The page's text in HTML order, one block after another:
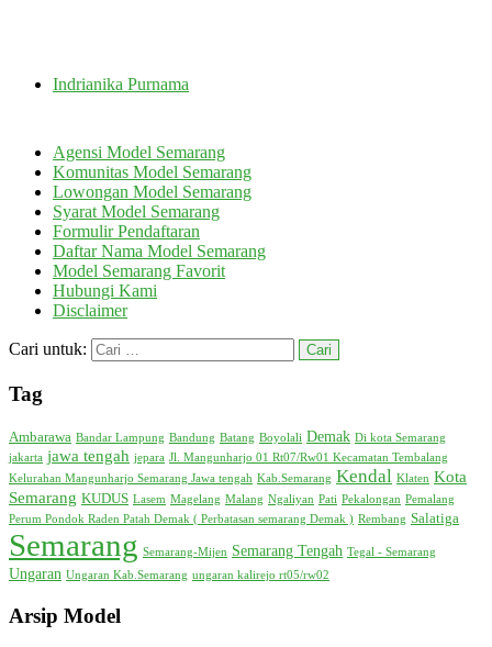
Indrianika Purnama
Agensi Model Semarang
Komunitas Model Semarang
Lowongan Model Semarang
Syarat Model Semarang
Formulir Pendaftaran
Daftar Nama Model Semarang
Model Semarang Favorit
Hubungi Kami
Disclaimer
Cari untuk:
Tag
Ambarawa Bandar Lampung Bandung Batang Boyolali Demak Di kota Semarang
jakarta jawa tengah jepara Jl. Mangunharjo 01 Rt07/Rw01 Kecamatan Tembalang
Kelurahan Mangunharjo Semarang Jawa tengah Kab.Semarang Kendal Klaten Kota
Semarang KUDUS Lasem Magelang Malang Ngaliyan Pati Pekalongan Pemalang
Perum Pondok Raden Patah Demak ( Perbatasan semarang Demak ) Rembang Salatiga
Semarang Semarang-Mijen Semarang Tengah Tegal - Semarang
Ungaran Ungaran Kab.Semarang ungaran kalirejo rt05/rw02
Arsip Model